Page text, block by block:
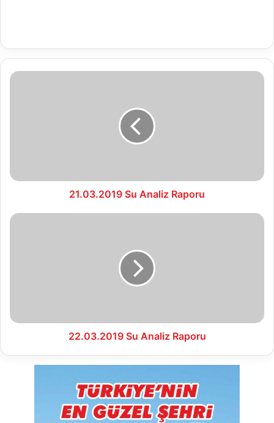
21.03.2019
21.03.2019 Su Analiz Raporu
22.03.2019
22.03.2019 Su Analiz Raporu